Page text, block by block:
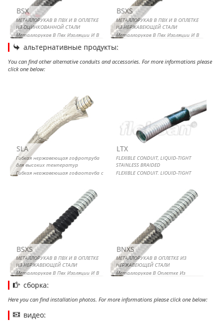
BSX
МЕТАЛЛОРУКАВ В ПВХ И В ОПЛЕТКЕ
ИЗ ОЦИНКОВАННОЙ СТАЛИ
Металлорукав В Пвх Изоляции И В
BSXS
МЕТАЛЛОРУКАВ В ПВХ И В ОПЛЕТКЕ
ИЗ НЕРЖАВЕЮЩЕЙ СТАЛИ
Металлорукав В Пвх Изоляции И В
альтернативные продукты:
You can find other alternative conduits and accessories. For more informations please
click one below:
SLA
Гибкая нержавеющая гофротруба
для высоких температур
Гибкая нержавеющая гофротруба с
LTX
FLEXIBLE CONDUIT, LIQUID-TIGHT
STAINLESS BRAIDED
FLEXIBLE CONDUIT, LIQUID-TIGHT
BSXS
МЕТАЛЛОРУКАВ В ПВХ И В ОПЛЕТКЕ
ИЗ НЕРЖАВЕЮЩЕЙ СТАЛИ
Металлорукав В Пвх Изоляции И В
BNXS
МЕТАЛЛОРУКАВ В ОПЛЕТКЕ ИЗ
НЕРЖАВЕЮЩЕЙ СТАЛИ
Металлорукав В Оплетке Из
сборка:
Here you can find installation photos. For more informations please click one below:
видео: